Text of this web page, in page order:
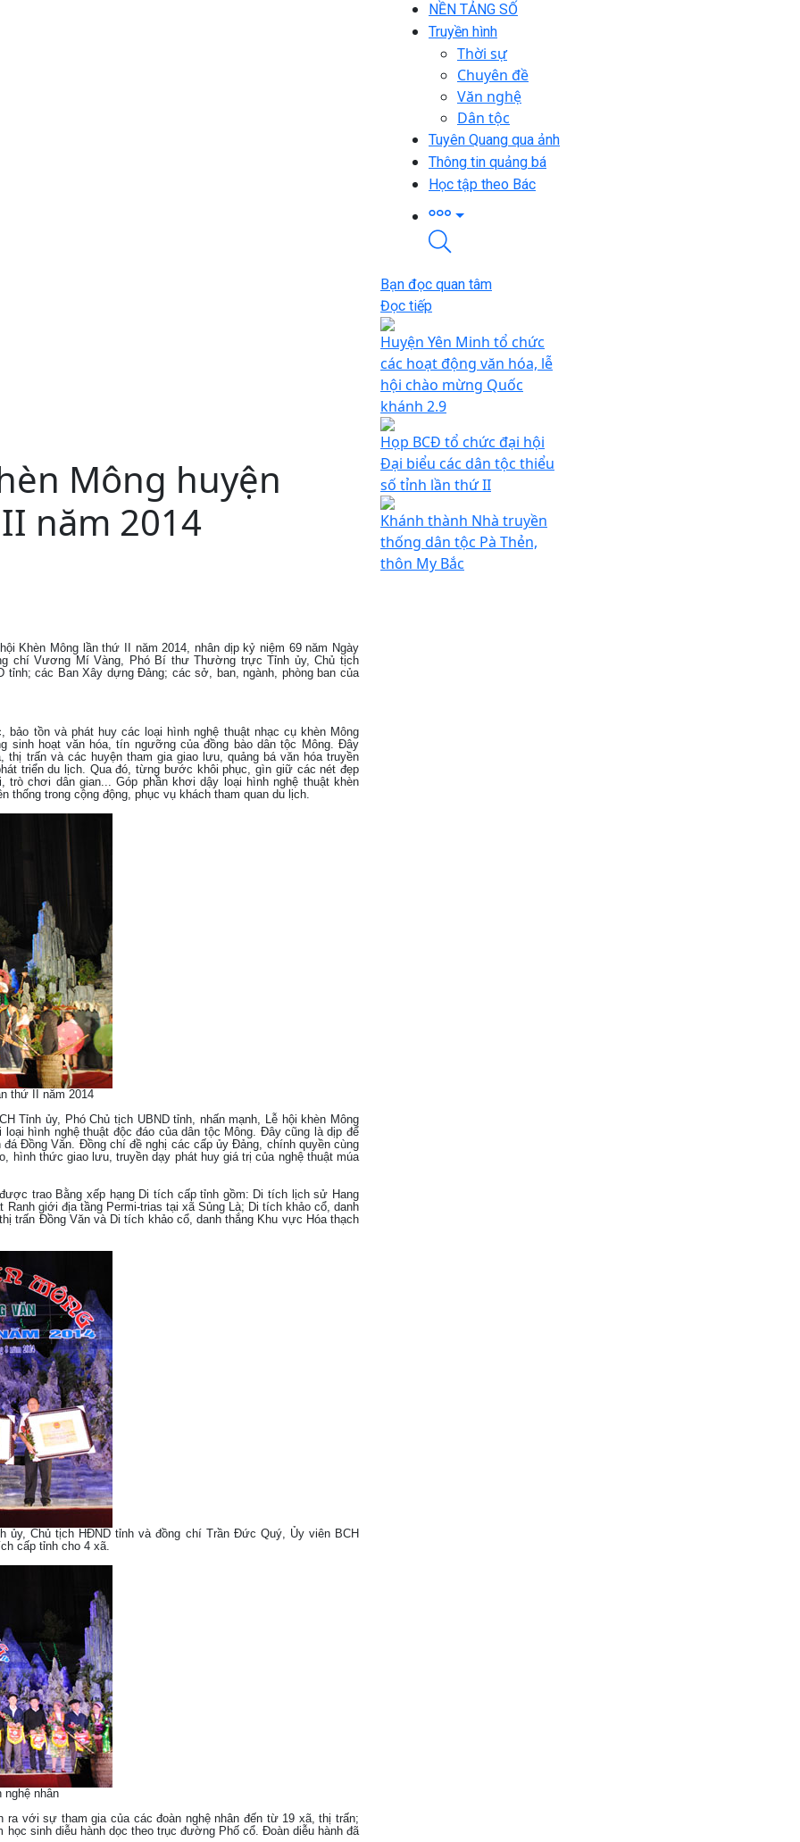
NỀN TẢNG SỐ
Truyền hình
Thời sự
Chuyên đề
Văn nghệ
Dân tộc
Tuyên Quang qua ảnh
Thông tin quảng bá
Học tập theo Bác
Mông huyện
năm 2014
Khèn Mông lần thứ II năm 2014, nhân dịp kỷ niệm 69 năm Ngày
chí Vương Mí Vàng, Phó Bí thư Thường trực Tỉnh ủy, Chủ tịch
các Ban Xây dựng Đảng; các sở, ban, ngành, phòng ban của
tồn và phát huy các loại hình nghệ thuật nhạc cụ khèn Mông
sinh hoạt văn hóa, tín ngưỡng của đồng bào dân tộc Mông. Đây
trấn và các huyện tham gia giao lưu, quảng bá văn hóa truyền
triển du lịch. Qua đó, từng bước khôi phục, gìn giữ các nét đẹp
chơi dân gian... Góp phần khơi dậy loại hình nghệ thuật khèn
thống trong cộng động, phục vụ khách tham quan du lịch.
thứ II năm 2014
Tỉnh ủy, Phó Chủ tịch UBND tỉnh, nhấn mạnh, Lễ hội khèn Mông
hình nghệ thuật độc đáo của dân tộc Mông. Đây cũng là dịp để
Đồng Văn. Đồng chí đề nghị các cấp ủy Đảng, chính quyền cùng
hình thức giao lưu, truyền dạy phát huy giá trị của nghệ thuật múa
trao Bằng xếp hạng Di tích cấp tỉnh gồm: Di tích lịch sử Hang
giới địa tầng Permi-trias tại xã Sủng Là; Di tích khảo cổ, danh
trấn Đồng Văn và Di tích khảo cổ, danh thắng Khu vực Hóa thạch
Chủ tịch HĐND tỉnh và đồng chí Trần Đức Quý, Ủy viên BCH
cấp tỉnh cho 4 xã.
nghệ nhân
với sự tham gia của các đoàn nghệ nhân đến từ 19 xã, thị trấn;
sinh diễu hành dọc theo trục đường Phố cổ. Đoàn diễu hành đã
Bạn đọc quan tâm
Đọc tiếp
Huyện Yên Minh tổ chức
các hoạt động văn hóa, lễ
hội chào mừng Quốc
khánh 2.9
Họp BCĐ tổ chức đại hội
Đại biểu các dân tộc thiểu
số tỉnh lần thứ II
Khánh thành Nhà truyền
thống dân tộc Pà Thẻn,
thôn My Bắc